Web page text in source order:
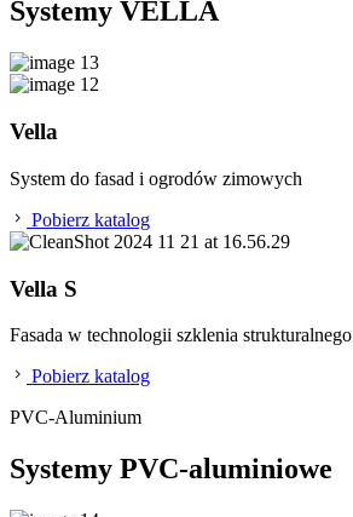
Systemy VELLA
Vella
System do fasad i ogrodów zimowych
Pobierz katalog
Vella S
Fasada w technologii szklenia strukturalnego
Pobierz katalog
PVC-Aluminium
Systemy PVC-aluminiowe